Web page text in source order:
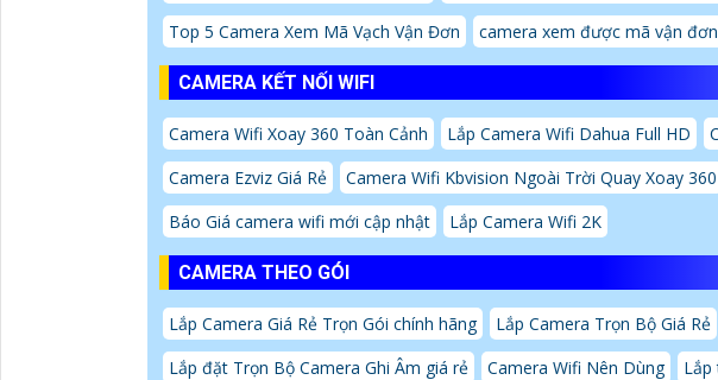
Top 5 Camera Xem Mã Vạch Vận Đơn
camera xem được mã vận đơn
CAMERA KẾT NỐI WIFI
Camera Wifi Xoay 360 Toàn Cảnh Lắp Camera Wifi Dahua Full HD
Camera Ezviz Giá Rẻ
Camera Wifi Kbvision Ngoài Trời Quay Xoay 360
Báo Giá camera wifi mới cập nhật
Lắp Camera Wifi 2K
CAMERA THEO GÓI
Lắp Camera Giá Rẻ Trọn Gói chính hãng
Lắp Camera Trọn Bộ Giá Rẻ
Lắp đặt Trọn Bộ Camera Ghi Âm giá rẻ
Camera Wifi Nên Dùng
Lắp